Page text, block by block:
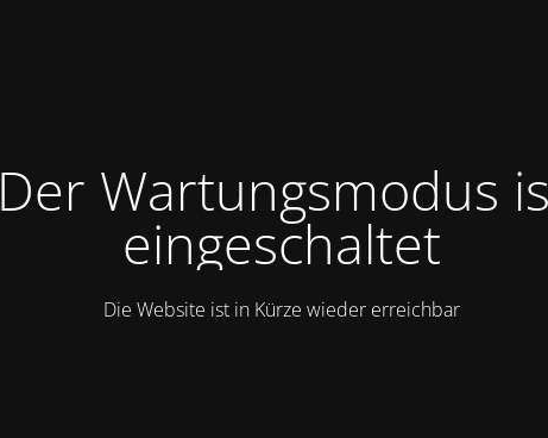
Der Wartungsmodus
eingeschaltet
Die Website ist in Kürze wieder erreichbar